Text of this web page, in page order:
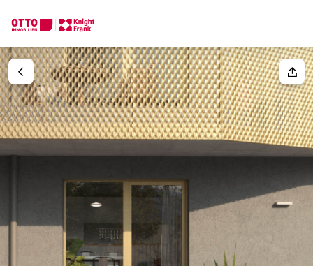
Ihre Anfrage
Ihre Nachricht
Bitte wählen
Wir finden Ihre
Traumimmobilie
Sagen Sie uns was Sie suchen und wir finden Ihre
Wie möchten Sie uns kontaktieren?
Online
Immobilie konfigurieren & finden lassen
Direkte:r Ansprechpartner:in
Anrufen oder Rückruf vereinbaren